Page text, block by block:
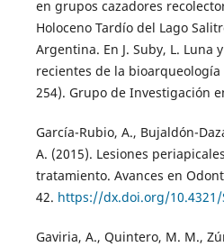
en grupos cazadores
Holoceno Tardío del Lago
Argentina. En J. Suby, L. Luna
recientes de la
254). Grupo de Investigación
García-Rubio, A., Bujaldón-
A. (2015). Lesiones
tratamiento. Avances en
42. https://dx.doi.org/10.4321/
Gaviria, A., Quintero, M. M.,